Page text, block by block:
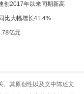
创2017年以来同期新高
比大幅增长41.4%
亿元
。其原创性以及文中陈述文